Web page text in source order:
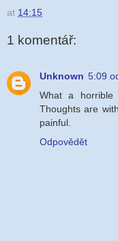
at 14:15
1 komentář:
Unknown 5:09
What a
Thoughts are
painful.
Odpovědět